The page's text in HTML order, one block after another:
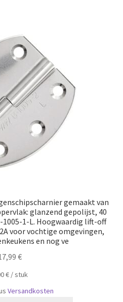
gemaakt van
glanzend gepolijst, 40
1005-1-L. Hoogwaardig lift-off
voor vochtige omgevingen,
en nog ve
€
€ /​​stuk
Versandkosten